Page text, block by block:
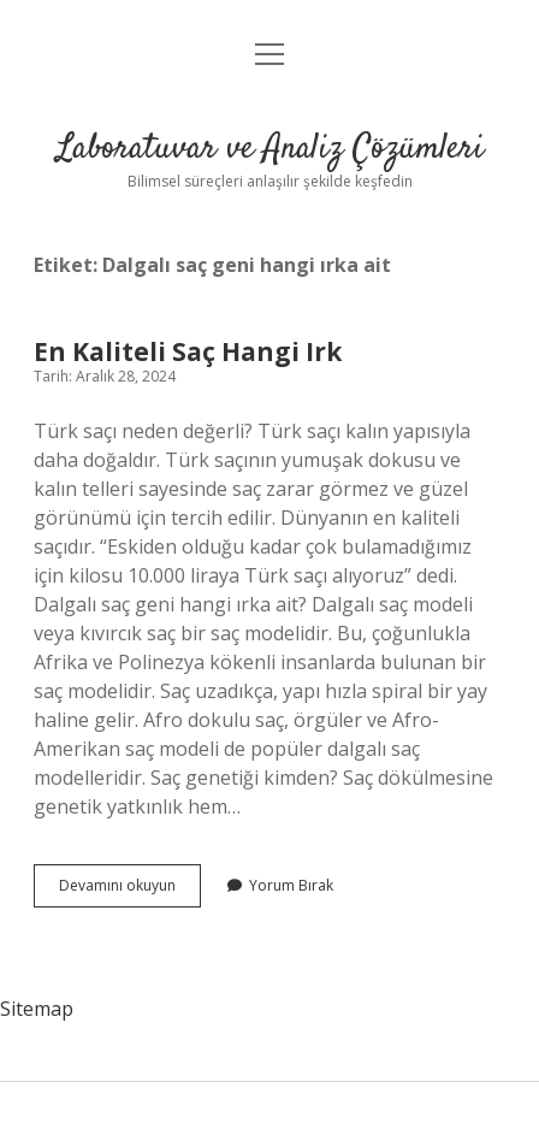
Anasayfa
Yasal Uyarı
menüyü
Laboratuvar ve Analiz Çözümleri
Bilimsel süreçleri anlaşılır şekilde keşfedin
Etiket: Dalgalı saç geni hangi ırka ait
En Kaliteli Saç Hangi Irk
Tarih: Aralık 28, 2024
Türk saçı neden değerli? Türk saçı kalın yapısıyla
daha doğaldır. Türk saçının yumuşak dokusu ve
kalın telleri sayesinde saç zarar görmez ve güzel
görünümü için tercih edilir. Dünyanın en kaliteli
saçıdır. “Eskiden olduğu kadar çok bulamadığımız
için kilosu 10.000 liraya Türk saçı alıyoruz” dedi.
Dalgalı saç geni hangi ırka ait? Dalgalı saç modeli
veya kıvırcık saç bir saç modelidir. Bu, çoğunlukla
Afrika ve Polinezya kökenli insanlarda bulunan bir
saç modelidir. Saç uzadıkça, yapı hızla spiral bir yay
haline gelir. Afro dokulu saç, örgüler ve Afro-
Amerikan saç modeli de popüler dalgalı saç
modelleridir. Saç genetiği kimden? Saç dökülmesine
genetik yatkınlık hem…
Devamını okuyun
Kaliteli
Yorum Bırak
Sitemap